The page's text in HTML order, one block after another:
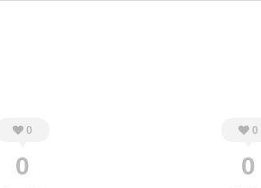
0
0
0
0